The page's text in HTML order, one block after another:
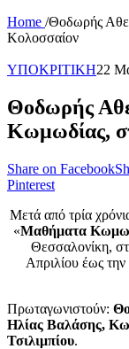
Home /Θοδωρής
Κολοσσαίον
ΥΠΟΚΡΙΤΙΚΗ22
Θοδωρής
Κωμωδίας,
Share on Facebook
Pinterest
Μετά από τρία
«Μαθήματα
Θεσσαλονίκη,
Απριλίου έως
Πρωταγωνιστούν:
Ηλίας Βαλάσης,
Τσιλιμπίου.